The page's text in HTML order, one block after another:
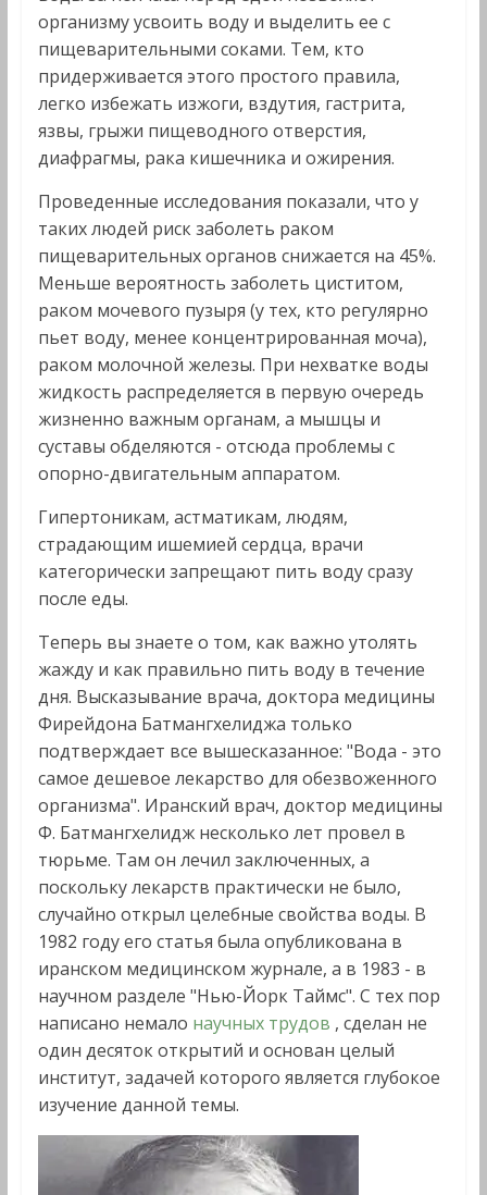
организму усвоить воду и выделить ее с
пищеварительными соками. Тем, кто
придерживается этого простого правила,
легко избежать изжоги, вздутия, гастрита,
язвы, грыжи пищеводного отверстия,
диафрагмы, рака кишечника и ожирения.
Проведенные исследования показали, что у
таких людей риск заболеть раком
пищеварительных органов снижается на 45%.
Меньше вероятность заболеть циститом,
раком мочевого пузыря (у тех, кто регулярно
пьет воду, менее концентрированная моча),
раком молочной железы. При нехватке воды
жидкость распределяется в первую очередь
жизненно важным органам, а мышцы и
суставы обделяются - отсюда проблемы с
опорно-двигательным аппаратом.
Гипертоникам, астматикам, людям,
страдающим ишемией сердца, врачи
категорически запрещают пить воду сразу
после еды.
Теперь вы знаете о том, как важно утолять
жажду и как правильно пить воду в течение
дня. Высказывание врача, доктора медицины
Фирейдона Батмангхелиджа только
подтверждает все вышесказанное: "Вода - это
самое дешевое лекарство для обезвоженного
организма". Иранский врач, доктор медицины
Ф. Батмангхелидж несколько лет провел в
тюрьме. Там он лечил заключенных, а
поскольку лекарств практически не было,
случайно открыл целебные свойства воды. В
1982 году его статья была опубликована в
иранском медицинском журнале, а в 1983 - в
научном разделе "Нью-Йорк Таймс". С тех пор
написано немало научных трудов , сделан не
один десяток открытий и основан целый
институт, задачей которого является глубокое
изучение данной темы.